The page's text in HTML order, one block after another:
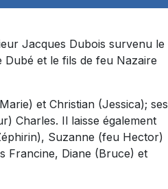
Jacques Dubois survenu le
Dubé et le fils de feu Nazaire
et Christian (Jessica); ses
Charles. Il laisse également
Suzanne (feu Hector)
Francine, Diane (Bruce) et